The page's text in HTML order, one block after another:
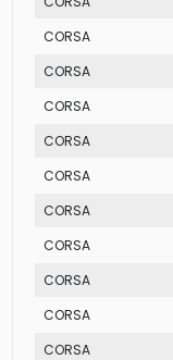
CORSA
CORSA
CORSA
CORSA
CORSA
CORSA
CORSA
CORSA
CORSA
CORSA